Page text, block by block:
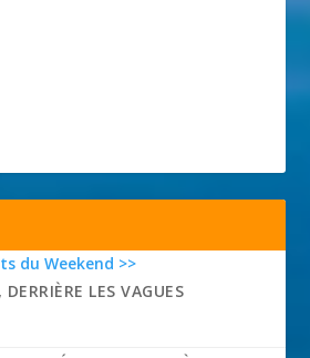
du Weekend >>
LES VAGUES